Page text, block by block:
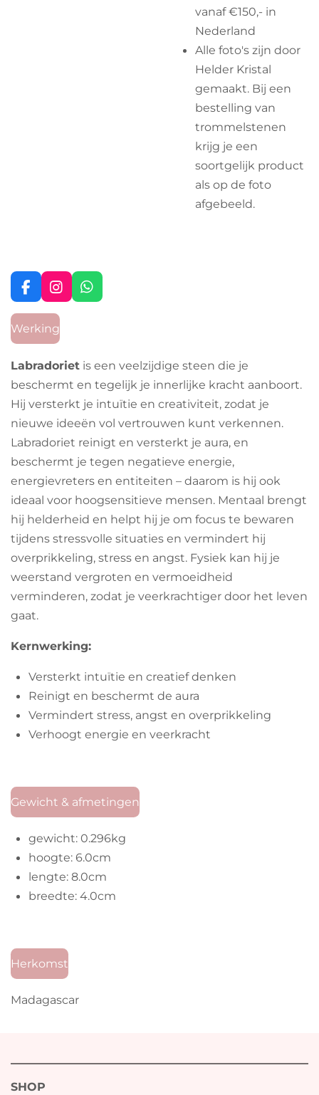
vanaf €150,- in
Nederland
Alle foto's zijn door
Helder Kristal
gemaakt. Bij een
bestelling van
trommelstenen
krijg je een
soortgelijk product
als op de foto
afgebeeld.
F
a
e
b
o
o
k
I
n
s
t
a
g
r
a
m
W
h
A
p
p
Werking
Labradoriet is een veelzijdige steen die je
beschermt en tegelijk je innerlijke kracht aanboort.
Hij versterkt je intuïtie en creativiteit, zodat je
nieuwe ideeën vol vertrouwen kunt verkennen.
Labradoriet reinigt en versterkt je aura, en
beschermt je tegen negatieve energie,
energievreters en entiteiten – daarom is hij ook
ideaal voor hoogsensitieve mensen. Mentaal brengt
hij helderheid en helpt hij je om focus te bewaren
tijdens stressvolle situaties en vermindert hij
overprikkeling, stress en angst. Fysiek kan hij je
weerstand vergroten en vermoeidheid
verminderen, zodat je veerkrachtiger door het leven
gaat.
Kernwerking:
Versterkt intuïtie en creatief denken
Reinigt en beschermt de aura
Vermindert stress, angst en overprikkeling
Verhoogt energie en veerkracht
Gewicht & afmetingen
gewicht: 0.296kg
hoogte: 6.0cm
lengte: 8.0cm
breedte: 4.0cm
Herkomst
Madagascar
SHOP